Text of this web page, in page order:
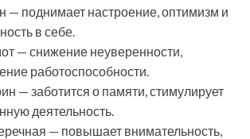
— поднимает настроение, оптимизм и
в себе.
— снижение неуверенности,
работоспособности.
— заботится о памяти, стимулирует
деятельность.
— повышает внимательность,